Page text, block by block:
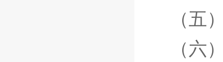
（五
（六